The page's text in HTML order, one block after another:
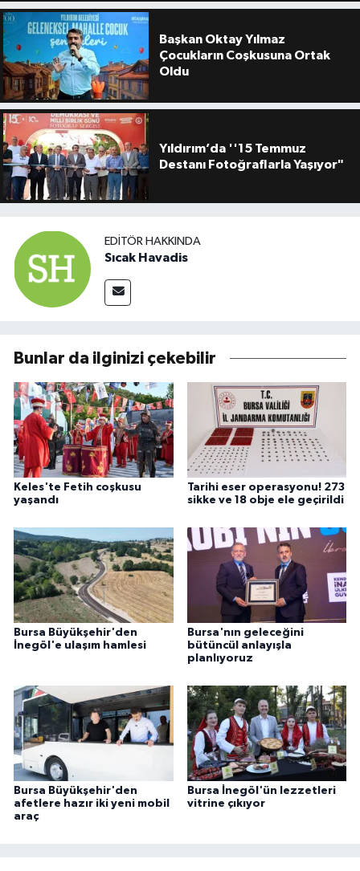
Başkan Oktay Yılmaz
Çocukların Coşkusuna Ortak
Oldu
Yıldırım’da ''15 Temmuz
Destanı Fotoğraflarla Yaşıyor"
EDITÖR HAKKINDA
Sıcak Havadis
Bunlar da ilginizi çekebilir
Keles'te Fetih coşkusu
yaşandı
Tarihi eser operasyonu! 273
sikke ve 18 obje ele geçirildi
Bursa Büyükşehir'den
İnegöl'e ulaşım hamlesi
Bursa'nın geleceğini
bütüncül anlayışla
planlıyoruz
Bursa Büyükşehir'den
afetlere hazır iki yeni mobil
araç
Bursa İnegöl'ün lezzetleri
vitrine çıkıyor